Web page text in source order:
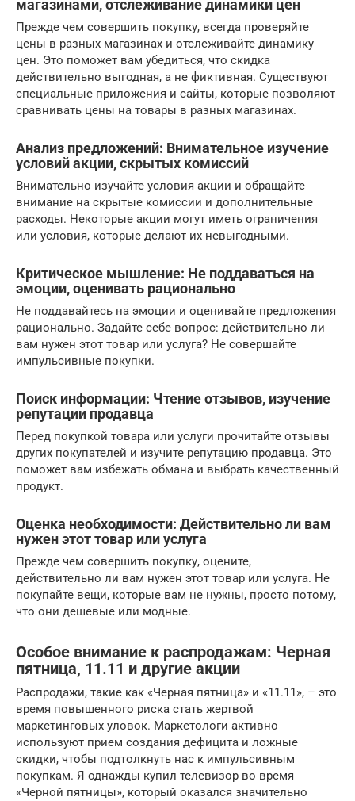
магазинами, отслеживание динамики цен
Прежде чем совершить покупку, всегда проверяйте
цены в разных магазинах и отслеживайте динамику
цен. Это поможет вам убедиться, что скидка
действительно выгодная, а не фиктивная. Существуют
специальные приложения и сайты, которые позволяют
сравнивать цены на товары в разных магазинах.
Анализ предложений: Внимательное изучение
условий акции, скрытых комиссий
Внимательно изучайте условия акции и обращайте
внимание на скрытые комиссии и дополнительные
расходы. Некоторые акции могут иметь ограничения
или условия, которые делают их невыгодными.
Критическое мышление: Не поддаваться на
эмоции, оценивать рационально
Не поддавайтесь на эмоции и оценивайте предложения
рационально. Задайте себе вопрос: действительно ли
вам нужен этот товар или услуга? Не совершайте
импульсивные покупки.
Поиск информации: Чтение отзывов, изучение
репутации продавца
Перед покупкой товара или услуги прочитайте отзывы
других покупателей и изучите репутацию продавца. Это
поможет вам избежать обмана и выбрать качественный
продукт.
Оценка необходимости: Действительно ли вам
нужен этот товар или услуга
Прежде чем совершить покупку, оцените,
действительно ли вам нужен этот товар или услуга. Не
покупайте вещи, которые вам не нужны, просто потому,
что они дешевые или модные.
Особое внимание к распродажам: Черная
пятница, 11.11 и другие акции
Распродажи, такие как «Черная пятница» и «11.11», – это
время повышенного риска стать жертвой
маркетинговых уловок. Маркетологи активно
используют прием создания дефицита и ложные
скидки, чтобы подтолкнуть нас к импульсивным
покупкам. Я однажды купил телевизор во время
«Черной пятницы», который оказался значительно